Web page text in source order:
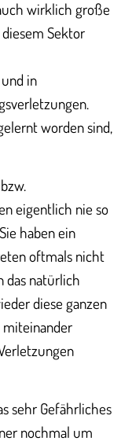
wirklich große
Sektor
in
worden sind,
eigentlich nie so
haben ein
oftmals nicht
das natürlich
diese ganzen
miteinander
sehr Gefährliches
nochmal um